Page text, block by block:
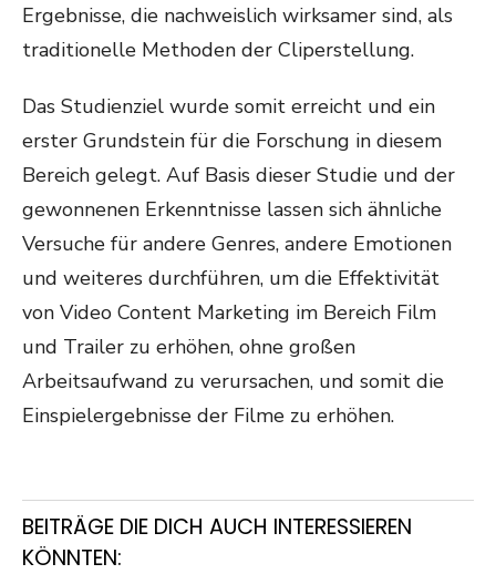
Ergebnisse, die nachweislich wirksamer sind, als
traditionelle Methoden der Cliperstellung.
Das Studienziel wurde somit erreicht und ein
erster Grundstein für die Forschung in diesem
Bereich gelegt. Auf Basis dieser Studie und der
gewonnenen Erkenntnisse lassen sich ähnliche
Versuche für andere Genres, andere Emotionen
und weiteres durchführen, um die Effektivität
von Video Content Marketing im Bereich Film
und Trailer zu erhöhen, ohne großen
Arbeitsaufwand zu verursachen, und somit die
Einspielergebnisse der Filme zu erhöhen.
BEITRÄGE DIE DICH AUCH INTERESSIEREN
KÖNNTEN: